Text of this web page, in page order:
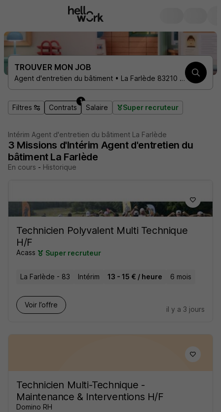
TROUVER MON JOB
Agent d'entretien du bâtiment • La Farlède 83210 • 1 contrat
Filtres Contrats
1
Salaire Super recruteur
Intérim Agent d'entretien du bâtiment La Farlède
3 Missions d'Intérim Agent d'entretien du
bâtiment La Farlède
En cours - Historique
Technicien Polyvalent Multi Technique
H/F
Acass Super recruteur
La Farlède - 83 Intérim 13 - 15 € / heure 6 mois
Voir l’offre
il y a 3 jours
Technicien Multi-Technique -
Maintenance & Interventions H/F
Domino RH